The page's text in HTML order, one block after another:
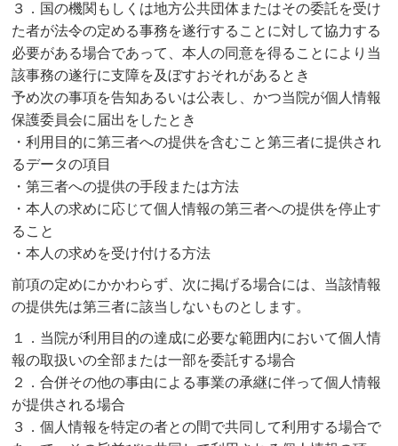
３．国の機関もしくは地方公共団体またはその委託を受け
た者が法令の定める事務を遂行することに対して協力する
必要がある場合であって、本人の同意を得ることにより当
該事務の遂行に支障を及ぼすおそれがあるとき
予め次の事項を告知あるいは公表し、かつ当院が個人情報
保護委員会に届出をしたとき
・利用目的に第三者への提供を含むこと第三者に提供され
るデータの項目
・第三者への提供の手段または方法
・本人の求めに応じて個人情報の第三者への提供を停止す
ること
・本人の求めを受け付ける方法
前項の定めにかかわらず、次に掲げる場合には、当該情報
の提供先は第三者に該当しないものとします。
１．当院が利用目的の達成に必要な範囲内において個人情
報の取扱いの全部または一部を委託する場合
２．合併その他の事由による事業の承継に伴って個人情報
が提供される場合
３．個人情報を特定の者との間で共同して利用する場合で